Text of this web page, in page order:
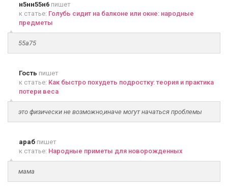
н5нн55н6 пишет
к статье: Голубь сидит на балконе или окне: народные
предметы
55а75
Гость пишет
к статье: Как быстро похудеть подростку: теория и практика
потери веса
это физически не возможно,иначе могут начаться проблемы
араб пишет
к статье: Народные приметы для новорожденных
мама